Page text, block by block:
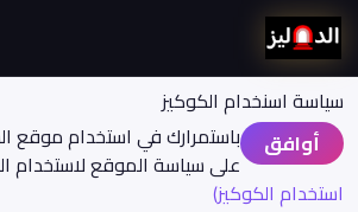
سياسة اسنخدام الكوكيز
أوافق
باستمرارك في استخدام موقع
على سياسة الموقع لاستخدام
استخدام الكوكيز)